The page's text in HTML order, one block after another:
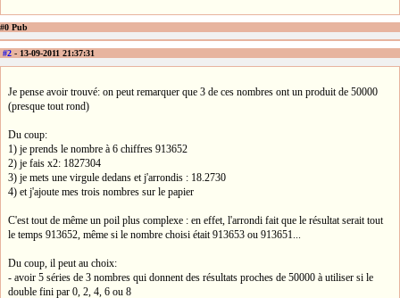
#0 Pub
#2 - 13-09-2011 21:37:31
Je pense avoir trouvé: on peut remarquer que 3 de ces nombres ont un produit de 50000
(presque tout rond)
Du coup:
1) je prends le nombre à 6 chiffres 913652
2) je fais x2: 1827304
3) je mets une virgule dedans et j'arrondis : 18.2730
4) et j'ajoute mes trois nombres sur le papier
C'est tout de même un poil plus complexe : en effet, l'arrondi fait que le résultat serait tout
le temps 913652, même si le nombre choisi était 913653 ou 913651...
Du coup, il peut au choix:
- avoir 5 séries de 3 nombres qui donnent des résultats proches de 50000 à utiliser si le
double fini par 0, 2, 4, 6 ou 8